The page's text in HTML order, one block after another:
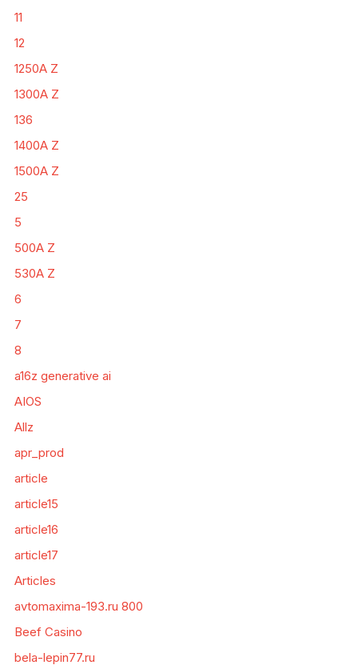
11
12
1250A Z
1300A Z
136
1400A Z
1500A Z
25
5
500A Z
530A Z
6
7
8
a16z generative ai
AIOS
Allz
apr_prod
article
article15
article16
article17
Articles
avtomaxima-193.ru 800
Beef Casino
bela-lepin77.ru